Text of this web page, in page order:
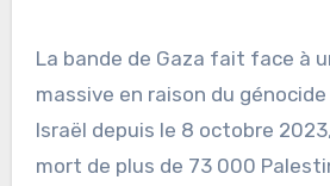
La bande de Gaza fait face à
massive en raison du
Israël depuis le 8 octobre
mort de plus de 73 000